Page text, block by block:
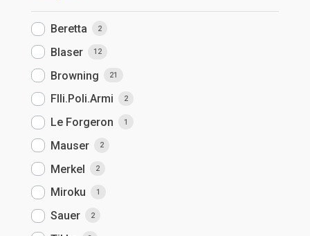
Beretta 2
Blaser 12
Browning 21
Flli.Poli.Armi 2
Le Forgeron 1
Mauser 2
Merkel 2
Miroku 1
Sauer 2